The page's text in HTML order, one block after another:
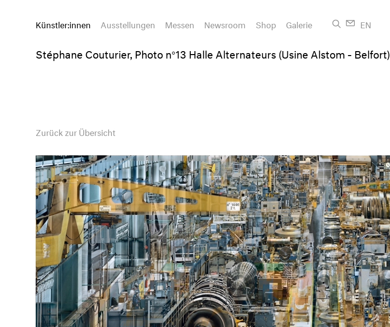
Künstler:innen Ausstellungen Messen Newsroom Shop Galerie EN
Stéphane Couturier, Photo n°13 Halle Alternateurs (Usine Alstom - Belfort)
Zurück zur Übersicht